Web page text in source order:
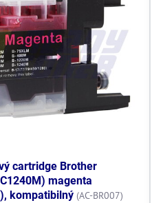
cartridge Brother
magenta
kompatibilný (AC-BR007)